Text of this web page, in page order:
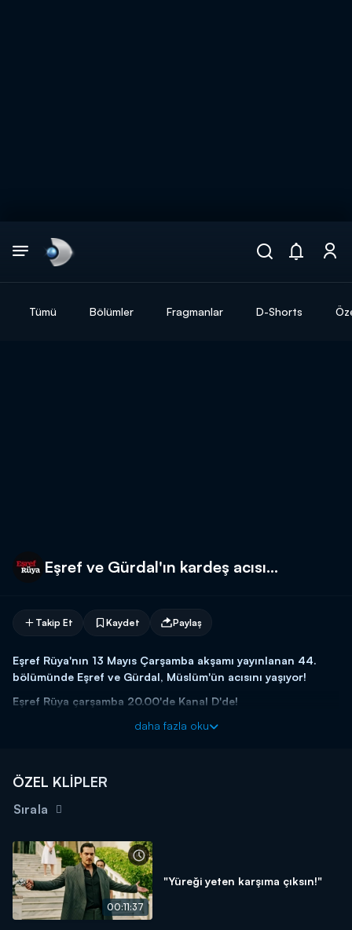
Tümü Bölümler Fragmanlar D-Shorts
Eşref ve Gürdal'ın kardeş acısı...
Takip Et Kaydet Paylaş
Eşref Rüya'nın 13 Mayıs Çarşamba akşamı yayınlanan 44.
bölümünde Eşref ve Gürdal, Müslüm'ün acısını yaşıyor!
Eşref Rüya çarşamba 20.00'de Kanal D'de!
daha fazla oku
ÖZEL KLİPLER
Sırala
00:11:37
"Yüreği yeten karşıma çıksın!"